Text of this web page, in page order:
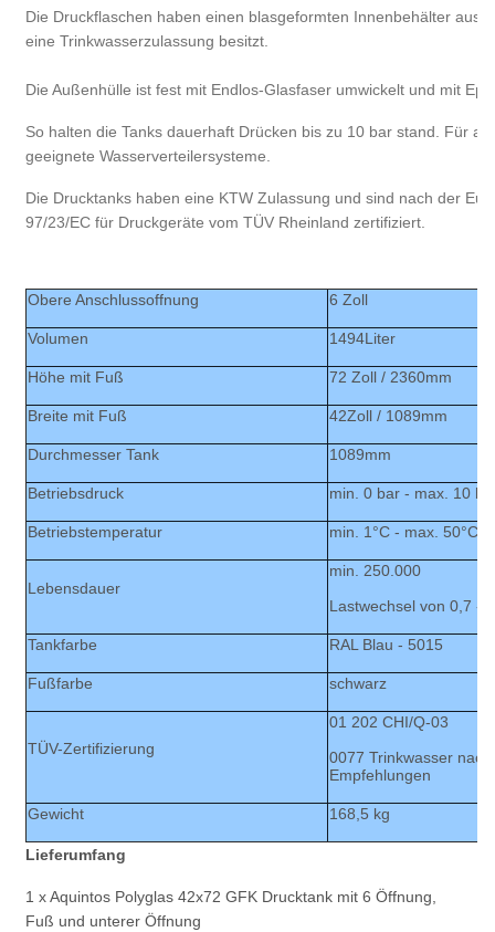
Die Druckflaschen haben einen blasgeformten Innenbehälter aus
eine Trinkwasserzulassung besitzt.
Die Außenhülle ist fest mit Endlos-Glasfaser umwickelt und mit
So halten die Tanks dauerhaft Drücken bis zu 10 bar stand. Für
geeignete Wasserverteilersysteme.
Die Drucktanks haben eine KTW Zulassung und sind nach der
97/23/EC für Druckgeräte vom TÜV Rheinland zertifiziert.
Obere Anschlussoffnung 6 Zoll
Volumen 1494Liter
Höhe mit Fuß 72 Zoll / 2360mm
Breite mit Fuß 42Zoll / 1089mm
Durchmesser Tank 1089mm
Betriebsdruck min. 0 bar - max. 10
Betriebstemperatur min. 1°C - max. 50°C
Lebensdauer
min. 250.000
Lastwechsel von 0,7 -
Tankfarbe RAL Blau - 5015
Fußfarbe schwarz
TÜV-Zertifizierung
01 202 CHI/Q-03
0077 Trinkwasser
Empfehlungen
Gewicht 168,5 kg
Lieferumfang
1 x Aquintos Polyglas 42x72 GFK Drucktank mit 6 Öffnung,
Fuß und unterer Öffnung